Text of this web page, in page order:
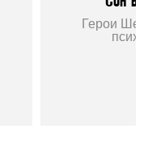
Герои